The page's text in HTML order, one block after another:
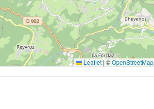
Leaflet | ©OpenStreetMap